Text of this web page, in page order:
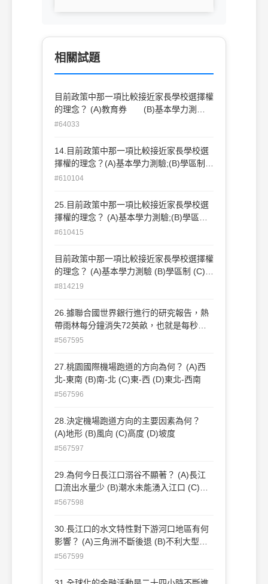
相關試題
目前政策中那一項比較接近家長學校選擇權
的理念？ (A)教育券 (B)基本學力測
驗 (C)學區制 (D)教育優先區
#64033
14.目前政策中那一項比較接近家長學校選
擇權的理念？(A)基本學力測驗;(B)學區制;
(C)教育券;(D)教育優先區。
#610104
25.目前政策中那一項比較接近家長學校選
擇權的理念？ (A)基本學力測驗;(B)學區制;
(C)教育券;(D)教育優先區。
#610415
目前政策中那一項比較接近家長學校選擇權
的理念？ (A)基本學力測驗 (B)學區制 (C)教
育券 (D)教育優先區。
#814219
26.據聯合國世界銀行進行的研究報告，熱
帶雨林每分鐘消失72英畝，也就是每秒鐘
有一個足球場面積大的雨林為了養牛、種咖
地請問：下圖中何者可代表熱帶雨林的自然
景觀？,
#567595
27.桃園國際機場跑道的方向為何？ (A)西
北-東南 (B)南-北 (C)東-西 (D)東北-西南
#567596
28.決定機場跑道方向的主要因素為何？
(A)地形 (B)風向 (C)高度 (D)坡度
#567597
29.為何今日長江口溺谷不顯著？ (A)長江
口流出水量少 (B)潮水未能湧入江口 (C)長
江帶來大量泥沙 (D)氣候穩定無暴風雨
#567598
30.長江口的水文特性對下游河口地區有何
影響？ (A)三角洲不斷後退 (B)不利大型海
輪出入 (C)河水含沙量降低 (D)濬深江口北
#567599